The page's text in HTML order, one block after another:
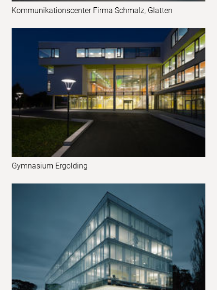
Kommunikationscenter Firma Schmalz, Glatten
Gymnasium Ergolding